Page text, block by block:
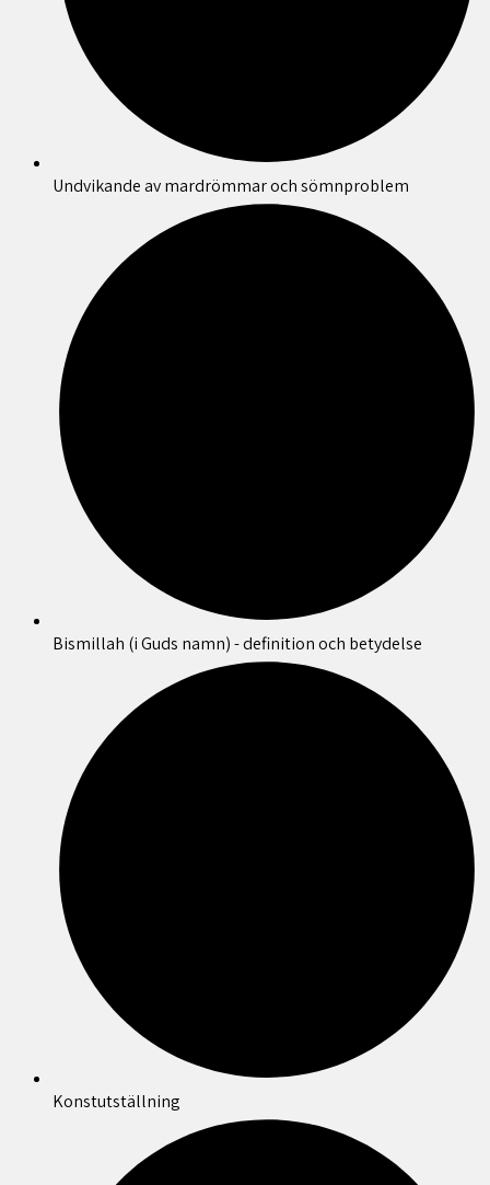
Undvikande av mardrömmar och sömnproblem
Bismillah (i Guds namn) - definition och betydelse
Konstutställning